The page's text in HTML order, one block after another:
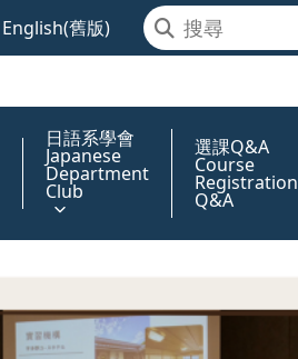
English(舊版)
日語系學會
Japanese
Department
Club
選課Q&A
Course
Registration
Q&A